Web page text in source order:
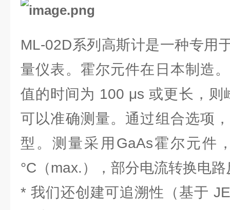
ML-02D系列高斯计是一种专用
量仪表。霍尔元件在日本制造
值的时间为 100 μs 或更长，则
可以准确测量。通过组合选项
型。测量采用GaAs霍尔元件
°C（max.），部分电流转换电
* 我们还创建可追溯性（基于